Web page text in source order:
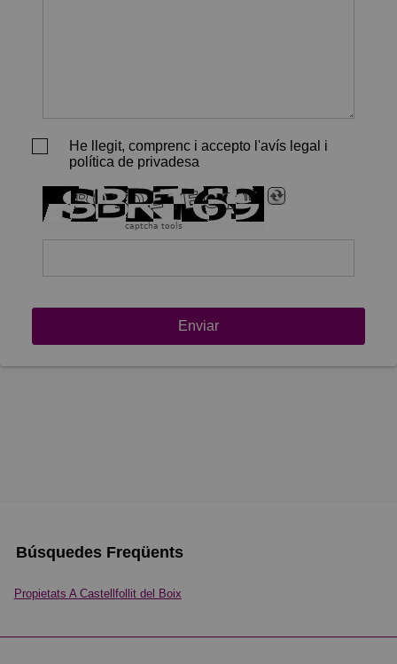
He llegit, comprenc i accepto l'avís legal i
política de privadesa
captcha tools
Enviar
Búsquedes Freqüents
Propietats A Castellfollit del Boix